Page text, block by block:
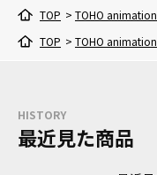
TOP > TOHO animation
TOP > TOHO animation
HISTORY
最近見た商品